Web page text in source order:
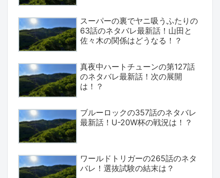
スーパーの裏でヤニ吸うふたりの
63話のネタバレ最新話！山田と
佐々木の関係はどうなる！？
真夜中ハートチューンの第127話
のネタバレ最新話！次の展開
は！？
ブルーロックの357話のネタバレ
最新話！U-20W杯の戦況は！？
ワールドトリガーの265話のネタ
バレ！選抜試験の結末は？